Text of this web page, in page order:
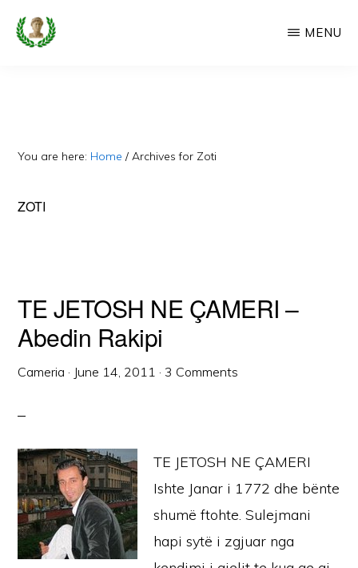
Skip
Faqe
Dedikuar
MENU
You are here: Home / Archives for Zoti
ZOTI
TE JETOSH NE ÇAMERI –
Abedin Rakipi
Cameria · June 14, 2011 · 3 Comments
TE JETOSH NE ÇAMERI
Ishte Janar i 1772 dhe bënte
shumë ftohte. Sulejmani
hapi sytë i zgjuar nga